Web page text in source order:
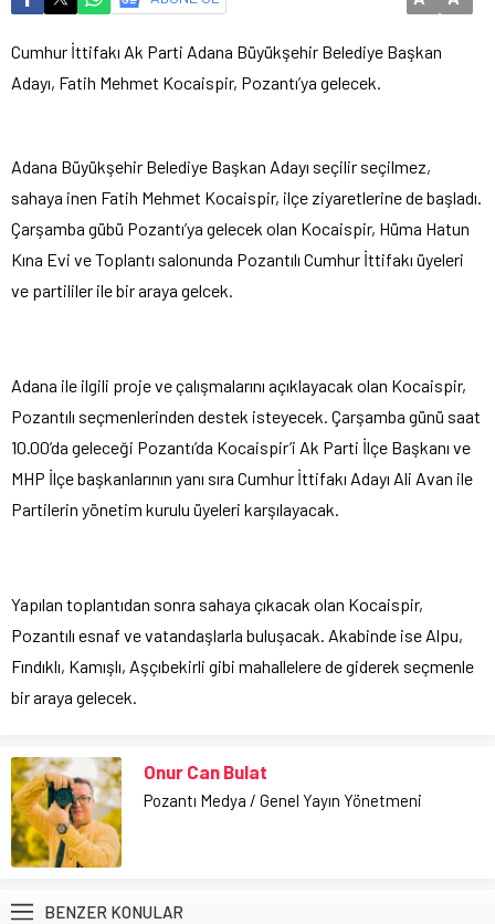
Cumhur İttifakı Ak Parti Adana Büyükşehir Belediye Başkan
Adayı, Fatih Mehmet Kocaispir, Pozantı’ya gelecek.
Adana Büyükşehir Belediye Başkan Adayı seçilir seçilmez,
sahaya inen Fatih Mehmet Kocaispir, ilçe ziyaretlerine de başladı.
Çarşamba gübü Pozantı’ya gelecek olan Kocaispir, Hüma Hatun
Kına Evi ve Toplantı salonunda Pozantılı Cumhur İttifakı üyeleri
ve partililer ile bir araya gelcek.
Adana ile ilgili proje ve çalışmalarını açıklayacak olan Kocaispir,
Pozantılı seçmenlerinden destek isteyecek. Çarşamba günü saat
10.00’da geleceği Pozantı’da Kocaispir’i Ak Parti İlçe Başkanı ve
MHP İlçe başkanlarının yanı sıra Cumhur İttifakı Adayı Ali Avan ile
Partilerin yönetim kurulu üyeleri karşılayacak.
Yapılan toplantıdan sonra sahaya çıkacak olan Kocaispir,
Pozantılı esnaf ve vatandaşlarla buluşacak. Akabinde ise Alpu,
Fındıklı, Kamışlı, Aşçıbekirli gibi mahallelere de giderek seçmenle
bir araya gelecek.
Onur Can Bulat
Pozantı Medya / Genel Yayın Yönetmeni
BENZER KONULAR